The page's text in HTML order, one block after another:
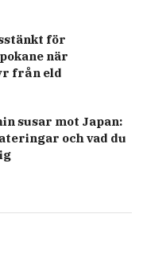
för
när
från eld
susar mot Japan:
och vad du